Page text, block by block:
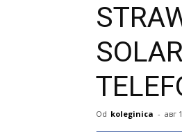
Od koleginica - авг